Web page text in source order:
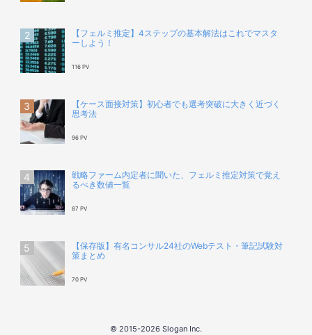
【フェルミ推定】4ステップの基本解法はこれでマスタ
ーしよう！
116 PV
【ケース面接対策】初心者でも選考突破に大きく近づく
思考法
96 PV
戦略ファーム内定者に聞いた、フェルミ推定対策で覚え
るべき数値一覧
87 PV
【保存版】有名コンサル24社のWebテスト・筆記試験対
策まとめ
70 PV
© 2015-2026 Slogan Inc.